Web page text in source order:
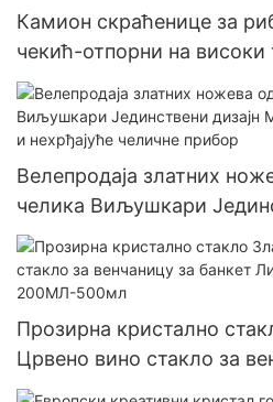
Камион скраћенице за
чекић-отпорни на
за чекић за кућне сокове
Велепродаја златних
челика Виљушкари
Модерн и анти-скалирање
челичне прибор
Прозирна кристално
Црвено вино стакло за
Личност шампањац